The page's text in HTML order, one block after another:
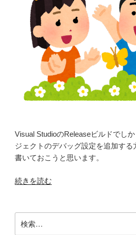
Visual StudioのReleaseビルドでし
ジェクトのデバッグ設定を追加する
書いておこうと思います。
“VisualStudio
ビ
ル
続きを読む
索: